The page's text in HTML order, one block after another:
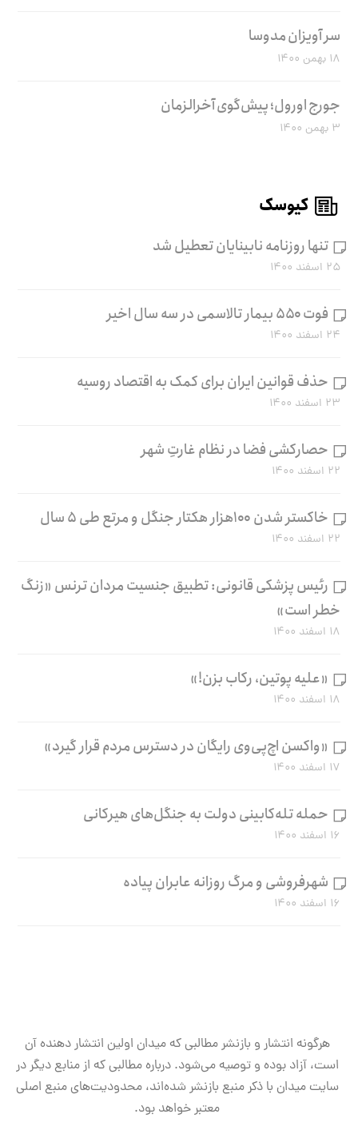
سر آویزان مدوسا
۱۸ بهمن ۱۴۰۰
جورج اورول؛ پیش‌گوی آخرالزمان
۳ بهمن ۱۴۰۰
کیوسک
تنها روزنامه نابینایان تعطیل شد
۲۵ اسفند ۱۴۰۰
فوت ۵۵۰ بیمار تالاسمی در سه سال اخیر
۲۴ اسفند ۱۴۰۰
حذف قوانین ایران برای کمک به اقتصاد روسیه
۲۳ اسفند ۱۴۰۰
حصارکشی فضا در نظام غارتِ شهر
۲۲ اسفند ۱۴۰۰
خاکستر شدن ۱۰۰هزار هکتار جنگل و مرتع طی ۵ سال
۲۲ اسفند ۱۴۰۰
رئیس پزشکی قانونی: تطبیق جنسیت مردان ترنس «زنگ
خطر است»
۱۸ اسفند ۱۴۰۰
«علیه پوتین، رکاب بزن!»
۱۸ اسفند ۱۴۰۰
«واکسن اچ‌پی‌وی رایگان در دسترس مردم قرار گیرد»
۱۷ اسفند ۱۴۰۰
حمله تله‌کابینی دولت به جنگل‌های هیرکانی
۱۶ اسفند ۱۴۰۰
شهرفروشی و مرگ روزانه عابران پیاده
۱۶ اسفند ۱۴۰۰
هرگونه انتشار و بازنشر مطالبی که میدان اولین انتشار دهنده آن
است، آزاد بوده و توصیه می‌شود. درباره مطالبی که از منابع دیگر در
سایت میدان با ذکر منبع بازنشر شده‌اند، محدودیت‌های منبع اصلی
معتبر خواهد بود.